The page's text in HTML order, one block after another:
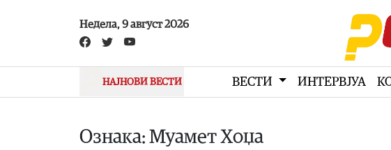
Недела, 9 август 2026
НАЈНОВИ ВЕСТИ ВЕСТИ ИНТЕРВЈУА
Ознака: Муамет Хоџа